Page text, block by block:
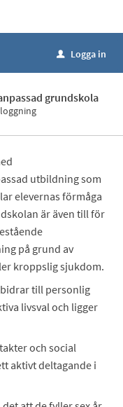
u Logga in
grundskola
utbildning som
elevernas förmåga
är även till för
på grund av
kroppslig sjukdom.
till personlig
livsval och ligger
och social
aktivt deltagande i